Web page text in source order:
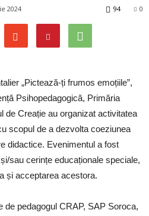
2024 0
94
„Pictează-ți frumos emoțiile”,
Psihopedagogică, Primăria
de Creație au organizat activitatea
scopul de a dezvolta coeziunea
didactice. Evenimentul a fost
sau cerințe educaționale speciale,
și acceptarea acestora.
de pedagogul CRAP, SAP Soroca,